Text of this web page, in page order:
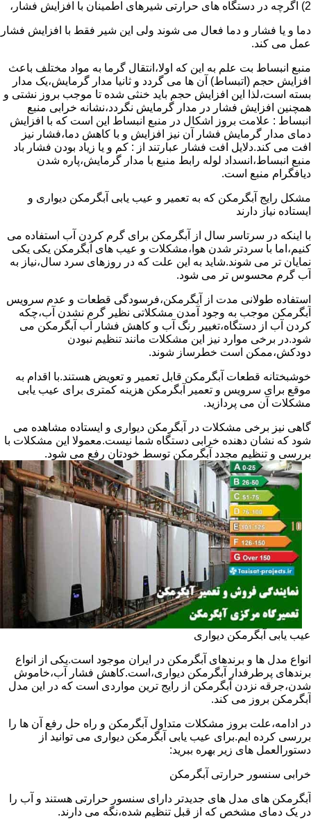
2) اگرچه در دستگاه های حرارتی شیرهای اطمینان با افزایش فشار،
دما و یا فشار و دما فعال می شوند ولی این شیر فقط با افزایش فشار
عمل می کند.
منبع انبساط بت علم به این که اولا،انتقال گرما به مواد مختلف باعث
افزایش حجم (اتبساط) آن ها می گردد و ثانیا مدار گرمایش،یک مدار
بسته است،لذا این افزایش حجم باید خنثی شده تا موجب بروز نشتی و
همچنین افزایش فشار در مدار گرمایش نگردد،نشانه خرابی منبع
انبساط : علامت بروز اشکال در منبع انبساط این است که با افزایش
دمای مدار گرمایش فشار آن نیز افزایش و با کاهش دما،فشار نیز
افت می کند.دلایل افت فشار عبارتند از : کم و یا زیاد بودن فشار باد
منبع انبساط،انسداد لوله رابط منبع با مدار گرمایش،پاره شدن
دیافگرام منبع است.
مشکل رایج آبگرمکن که به تعمیر و عیب یابی آبگرمکن دیواری و
ایستاده نیاز دارند
با اینکه در سرتاسر سال از آبگرمکن برای گرم کردن آب استفاده می
کنیم،اما با سردتر شدن هوا،مشکلات و عیب های آبگرمکن یکی یکی
نمایان تر می شوند.شاید به این علت که در روزهای سرد سال،نیاز به
آب گرم محسوس تر می شود.
استفاده طولانی مدت از آبگرمکن،فرسودگی قطعات و عدم سرویس
آبگرمکن موجب به وجود آمدن مشکلاتی نظیر گرم نشدن آب،چکه
کردن آب از دستگاه،تغییر رنگ آب و کاهش فشار آب آبگرمکن می
شود.در برخی موارد نیز این مشکلات مانند تنظیم نبودن
دودکش،ممکن است خطرساز شوند.
خوشبختانه قطعات آبگرمکن قابل تعمیر و تعویض هستند.با اقدام به
موقع برای سرویس و تعمیر آبگرمکن هزینه کمتری برای عیب یابی
مشکلات آن می پردازید.
گاهی نیز برخی مشکلات در آبگرمکن دیواری و ایستاده مشاهده می
شود که نشان دهنده خرابی دستگاه شما نیست.معمولا این مشکلات با
بررسی و تنظیم مجدد آبگرمکن توسط خودتان رفع می شود.
عیب یابی آبگرمکن دیواری
انواع مدل ها و برندهای آبگرمکن در ایران موجود است.یکی از انواع
برندهای پرطرفدار آبگرمکن دیواری،است.کاهش فشار آب،خاموش
شدن،جرقه نزدن آبگرمکن از رایج ترین مواردی است که در این مدل
آبگرمکن بروز می کند.
در ادامه،علت بروز مشکلات متداول آبگرمکن و راه حل رفع آن ها را
بررسی کرده ایم.برای عیب یابی آبگرمکن دیواری می توانید از
دستورالعمل های زیر بهره ببرید:
خرابی سنسور حرارتی آبگرمکن
آبگرمکن های مدل های جدیدتر دارای سنسور حرارتی هستند و آب را
در یک دمای مشخص که از قبل تنظیم شده،نگه می دارند.